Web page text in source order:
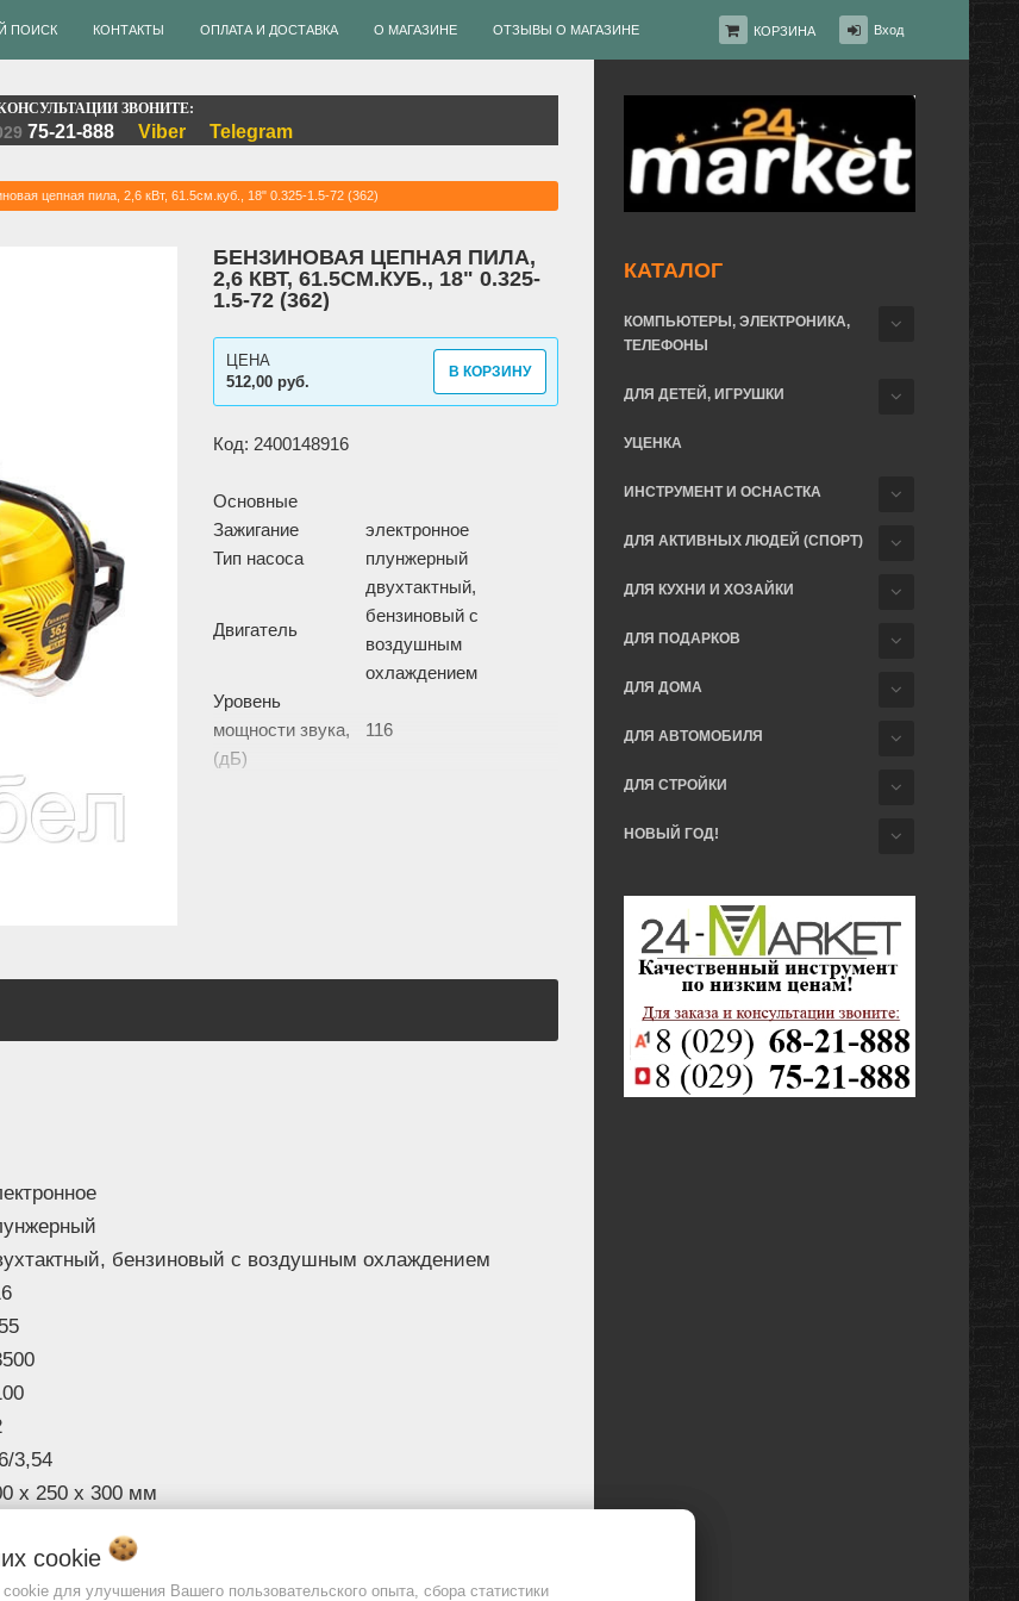
КОРЗИНА Вход
ПОИСК КОНТАКТЫ ОПЛАТА И ДОСТАВКА О МАГАЗИНЕ ОТЗЫВЫ О МАГАЗИНЕ
КАТАЛОГ
КОМПЬЮТЕРЫ, ЭЛЕКТРОНИКА,
ТЕЛЕФОНЫ
ДЛЯ ДЕТЕЙ, ИГРУШКИ
УЦЕНКА
ИНСТРУМЕНТ И ОСНАСТКА
ДЛЯ АКТИВНЫХ ЛЮДЕЙ (СПОРТ)
ДЛЯ КУХНИ И ХОЗАЙКИ
ДЛЯ ПОДАРКОВ
ДЛЯ ДОМА
ДЛЯ АВТОМОБИЛЯ
ДЛЯ СТРОЙКИ
НОВЫЙ ГОД!
ЗВОНИТЕ:
75-21-888 Viber Telegram
цепная пила, 2,6 кВт, 61.5см.куб., 18" 0.325-1.5-72 (362)
БЕНЗИНОВАЯ ЦЕПНАЯ ПИЛА,
2,6 КВТ, 61.5СМ.КУБ., 18" 0.325-
1.5-72 (362)
512,00 руб.
ЦЕНА
В КОРЗИНУ
Код: 2400148916
Основные
Зажигание
электронное
Тип насоса
плунжерный
Двигатель
двухтактный,
бензиновый с
воздушным
охлаждением
Уровень
мощности звука,
(дБ)
116
Количество
Объем двигателя,
рукоятки, (м/с2)
бензиновый с воздушным охлаждением
3,54
х 250 х 300 мм
45 cookie
для улучшения Вашего пользовательского опыта, сбора статистики